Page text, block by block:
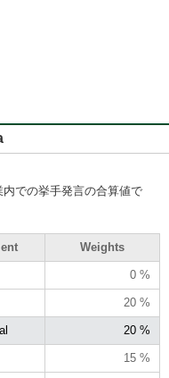
での挙手発言の合算値で
Weights
0 %
20 %
20 %
15 %